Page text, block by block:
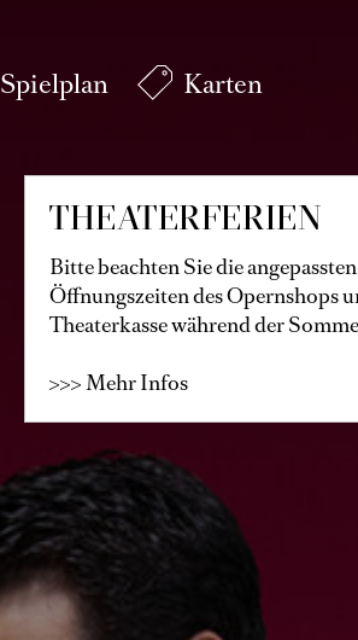
Spielplan
Karten
THEATERFERIEN
Bitte beachten Sie die angepassten
Öffnungszeiten des Opernshops
Theaterkasse während der
>>> Mehr Infos